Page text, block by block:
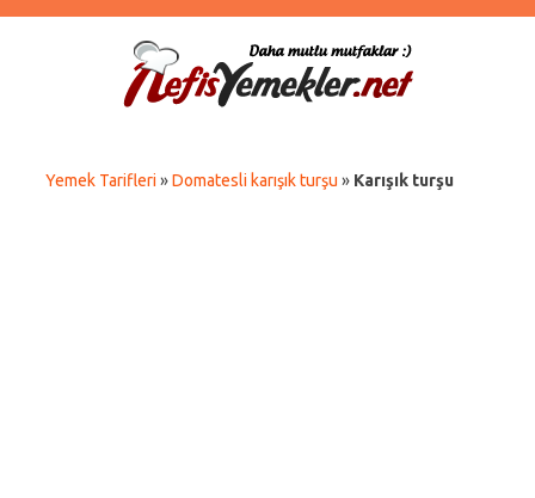
Yemek Tarifleri »Domatesli karışık turşu » Karışık turşu